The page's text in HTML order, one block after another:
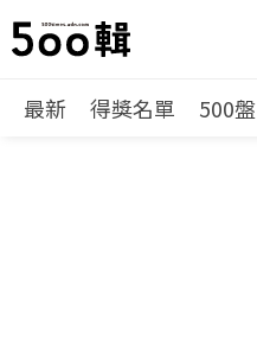
最新 得獎名單 500盤